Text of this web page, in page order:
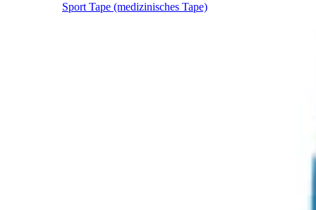
Sport Tape (medizinisches Tape)